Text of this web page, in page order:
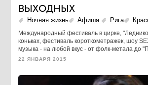
ВЫХОДНЫХ
Ночная жизнь Афиша Рига
Международный фестиваль в цирке,
коньках, фестиваль короткометражек, шоу
музыка - на любой вкус - от фолк-метала до
22 ЯНВАРЯ 2015